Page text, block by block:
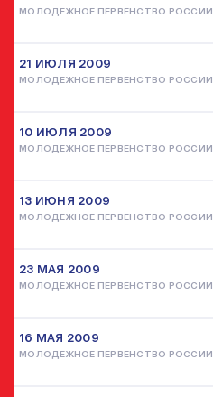
МОЛОДЕЖНОЕ ПЕРВЕНСТВО РОССИИ
21 ИЮЛЯ 2009
МОЛОДЕЖНОЕ ПЕРВЕНСТВО РОССИИ
10 ИЮЛЯ 2009
МОЛОДЕЖНОЕ ПЕРВЕНСТВО РОССИИ
13 ИЮНЯ 2009
МОЛОДЕЖНОЕ ПЕРВЕНСТВО РОССИИ
23 МАЯ 2009
МОЛОДЕЖНОЕ ПЕРВЕНСТВО РОССИИ
16 МАЯ 2009
МОЛОДЕЖНОЕ ПЕРВЕНСТВО РОССИИ